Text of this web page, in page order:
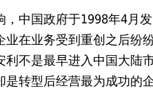
中国政府于1998年4月
在业务受到重创之后纷
不是最早进入中国大陆
转型后经营最为成功的企